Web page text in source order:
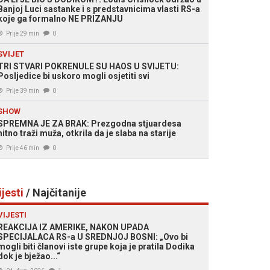
Luci sastanke i s predstavnicima vlasti RS-a
ga formalno NE PRIZANJU
Prije 29 min 0
STVARI POKRENULE SU HAOS U SVIJETU:
bi uskoro mogli osjetiti svi
Prije 39 min 0
JE ZA BRAK: Prezgodna stjuardesa
traži muža, otkrila da je slaba na starije
Prije 46 min 0
/ Najčitanije
IZ AMERIKE, NAKON UPADA
RS-a U SREDNJOJ BOSNI: „Ovo bi
biti članovi iste grupe koja je pratila Dodika
je bježao...“